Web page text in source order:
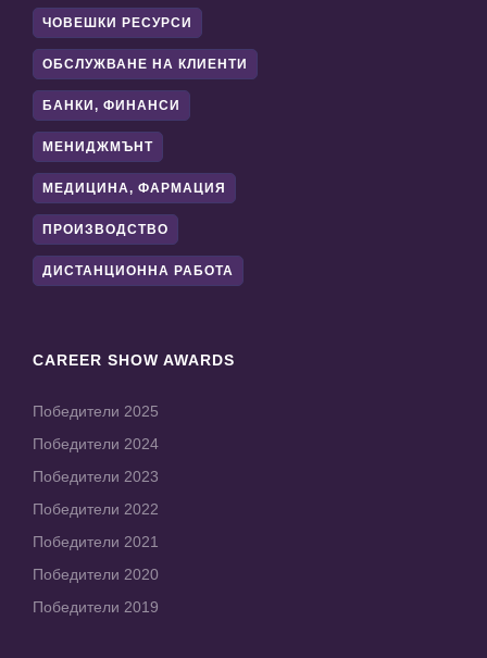
ЧОВЕШКИ РЕСУРСИ
ОБСЛУЖВАНЕ НА КЛИЕНТИ
БАНКИ, ФИНАНСИ
МЕНИДЖМЪНТ
МЕДИЦИНА, ФАРМАЦИЯ
ПРОИЗВОДСТВО
ДИСТАНЦИОННА РАБОТА
CAREER SHOW AWARDS
Победители 2025
Победители 2024
Победители 2023
Победители 2022
Победители 2021
Победители 2020
Победители 2019